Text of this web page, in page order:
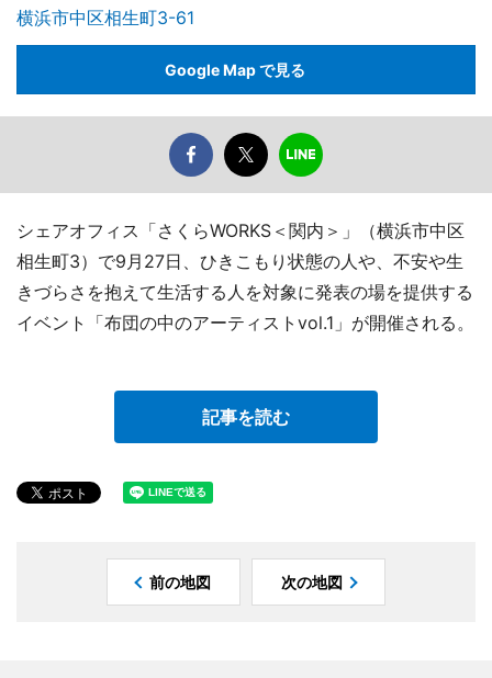
横浜市中区相生町3-61
Google Map で見る
シェアオフィス「さくらWORKS＜関内＞」（横浜市中区
相生町3）で9月27日、ひきこもり状態の人や、不安や生
きづらさを抱えて生活する人を対象に発表の場を提供する
イベント「布団の中のアーティストvol.1」が開催される。
記事を読む
前の地図 次の地図